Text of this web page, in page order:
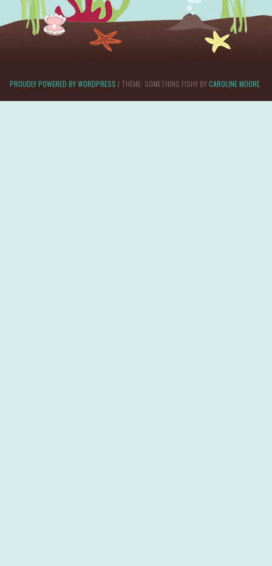
PROUDLY POWERED BY WORDPRESS | THEME: SOMETHING FISHY BYCAROLINE MOORE